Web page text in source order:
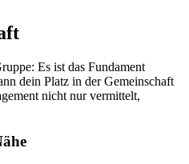
Es ist das Fundament
dein Platz in der Gemeinschaft
nicht nur vermittelt,